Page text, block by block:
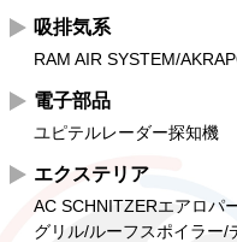
吸排気系
RAM AIR SYSTEM/
電子部品
ユピテルレーダー探知機
エクステリア
AC SCHNITZERエアロパ
グリル/ルーフスポイラー/